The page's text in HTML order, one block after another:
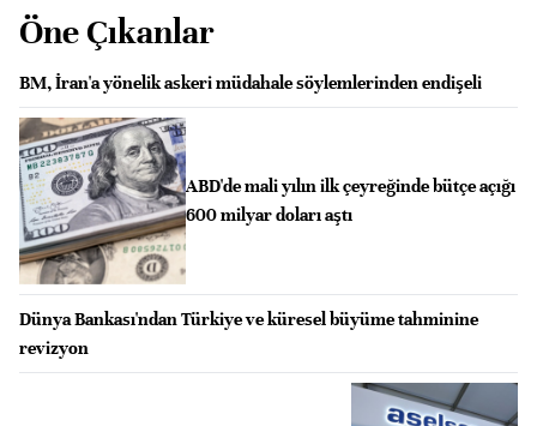
Öne Çıkanlar
BM, İran'a yönelik askeri müdahale söylemlerinden endişeli
ABD'de mali yılın ilk çeyreğinde bütçe açığı
600 milyar doları aştı
Dünya Bankası'ndan Türkiye ve küresel büyüme tahminine
revizyon